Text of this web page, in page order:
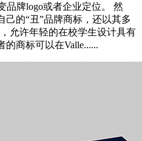
品牌logo或者企业定位。 然
己的“丑”品牌商标，还以其多
允许年轻的在校学生设计具有
商标可以在Valle......